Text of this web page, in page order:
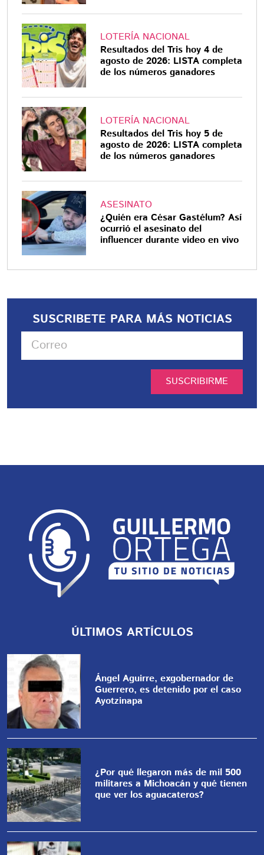
LOTERÍA NACIONAL
Resultados del Tris hoy 4 de
agosto de 2026: LISTA completa
de los números ganadores
LOTERÍA NACIONAL
Resultados del Tris hoy 5 de
agosto de 2026: LISTA completa
de los números ganadores
ASESINATO
¿Quién era César Gastélum? Así
ocurrió el asesinato del
influencer durante video en vivo
SUSCRIBETE PARA MÁS NOTICIAS
SUSCRIBIRME
ÚLTIMOS ARTÍCULOS
Ángel Aguirre, exgobernador de
Guerrero, es detenido por el caso
Ayotzinapa
¿Por qué llegaron más de mil 500
militares a Michoacán y qué tienen
que ver los aguacateros?